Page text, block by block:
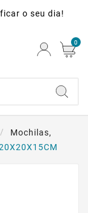
o seu dia!
0
Mochilas,